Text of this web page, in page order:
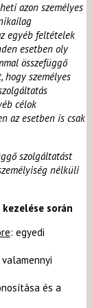
azon személyes
egyéb feltételek
esetben oly
összefüggő
hogy személyes
célok
az esetben is csak
szolgáltatást
nélküli
során
: egyedi
és a